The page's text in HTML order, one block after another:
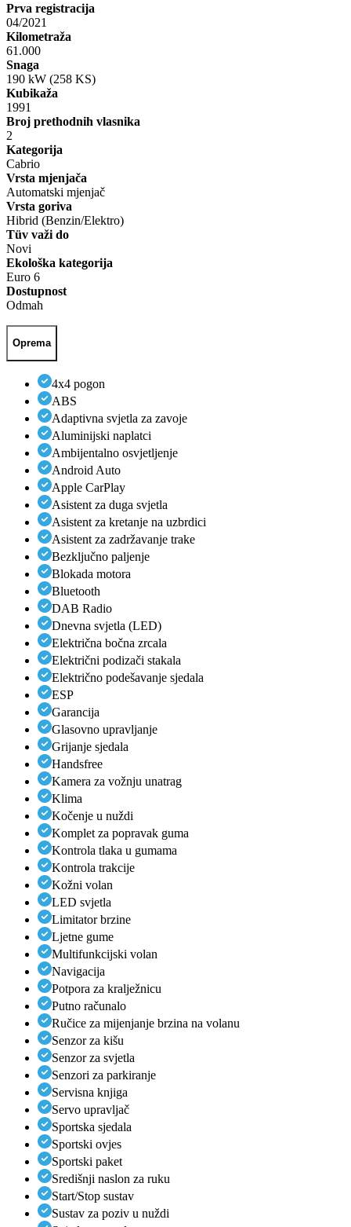
Prva registracija
04/2021
Kilometraža
61.000
Snaga
190 kW (258 KS)
Kubikaža
1991
Broj prethodnih vlasnika
2
Kategorija
Cabrio
Vrsta mjenjača
Automatski mjenjač
Vrsta goriva
Hibrid (Benzin/Elektro)
Tüv važi do
Novi
Ekološka kategorija
Euro 6
Dostupnost
Odmah
Oprema
4x4 pogon
ABS
Adaptivna svjetla za zavoje
Aluminijski naplatci
Ambijentalno osvjetljenje
Android Auto
Apple CarPlay
Asistent za duga svjetla
Asistent za kretanje na uzbrdici
Asistent za zadržavanje trake
Bezključno paljenje
Blokada motora
Bluetooth
DAB Radio
Dnevna svjetla (LED)
Električna bočna zrcala
Električni podizači stakala
Električno podešavanje sjedala
ESP
Garancija
Glasovno upravljanje
Grijanje sjedala
Handsfree
Kamera za vožnju unatrag
Klima
Kočenje u nuždi
Komplet za popravak guma
Kontrola tlaka u gumama
Kontrola trakcije
Kožni volan
LED svjetla
Limitator brzine
Ljetne gume
Multifunkcijski volan
Navigacija
Potpora za kralježnicu
Putno računalo
Ručice za mijenjanje brzina na volanu
Senzor za kišu
Senzor za svjetla
Senzori za parkiranje
Servisna knjiga
Servo upravljač
Sportska sjedala
Sportski ovjes
Sportski paket
Središnji naslon za ruku
Start/Stop sustav
Sustav za poziv u nuždi